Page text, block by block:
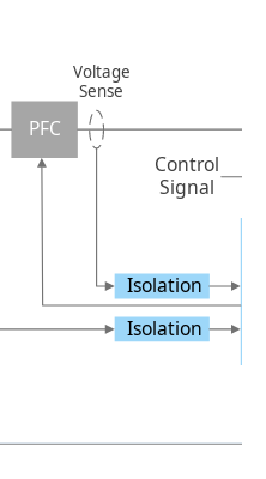
PFC
Isolation
Isolation
Control
Signal
Voltage
Sense